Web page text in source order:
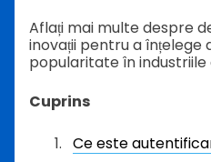
Aflați mai multe despre
inovații pentru a înțelege
popularitate în industriile
Cuprins
Ce este